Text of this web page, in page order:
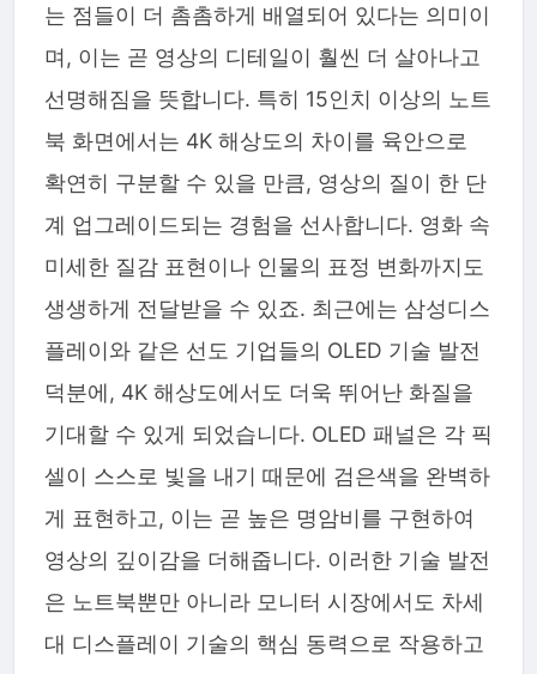
는 점들이 더 촘촘하게 배열되어 있다는 의미이
며, 이는 곧 영상의 디테일이 훨씬 더 살아나고
선명해짐을 뜻합니다. 특히 15인치 이상의 노트
북 화면에서는 4K 해상도의 차이를 육안으로
확연히 구분할 수 있을 만큼, 영상의 질이 한 단
계 업그레이드되는 경험을 선사합니다. 영화 속
미세한 질감 표현이나 인물의 표정 변화까지도
생생하게 전달받을 수 있죠. 최근에는 삼성디스
플레이와 같은 선도 기업들의 OLED 기술 발전
덕분에, 4K 해상도에서도 더욱 뛰어난 화질을
기대할 수 있게 되었습니다. OLED 패널은 각 픽
셀이 스스로 빛을 내기 때문에 검은색을 완벽하
게 표현하고, 이는 곧 높은 명암비를 구현하여
영상의 깊이감을 더해줍니다. 이러한 기술 발전
은 노트북뿐만 아니라 모니터 시장에서도 차세
대 디스플레이 기술의 핵심 동력으로 작용하고